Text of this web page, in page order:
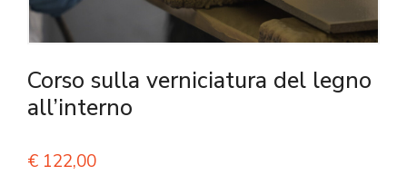
Corso sulla verniciatura del legno
all’interno
€ 122,00